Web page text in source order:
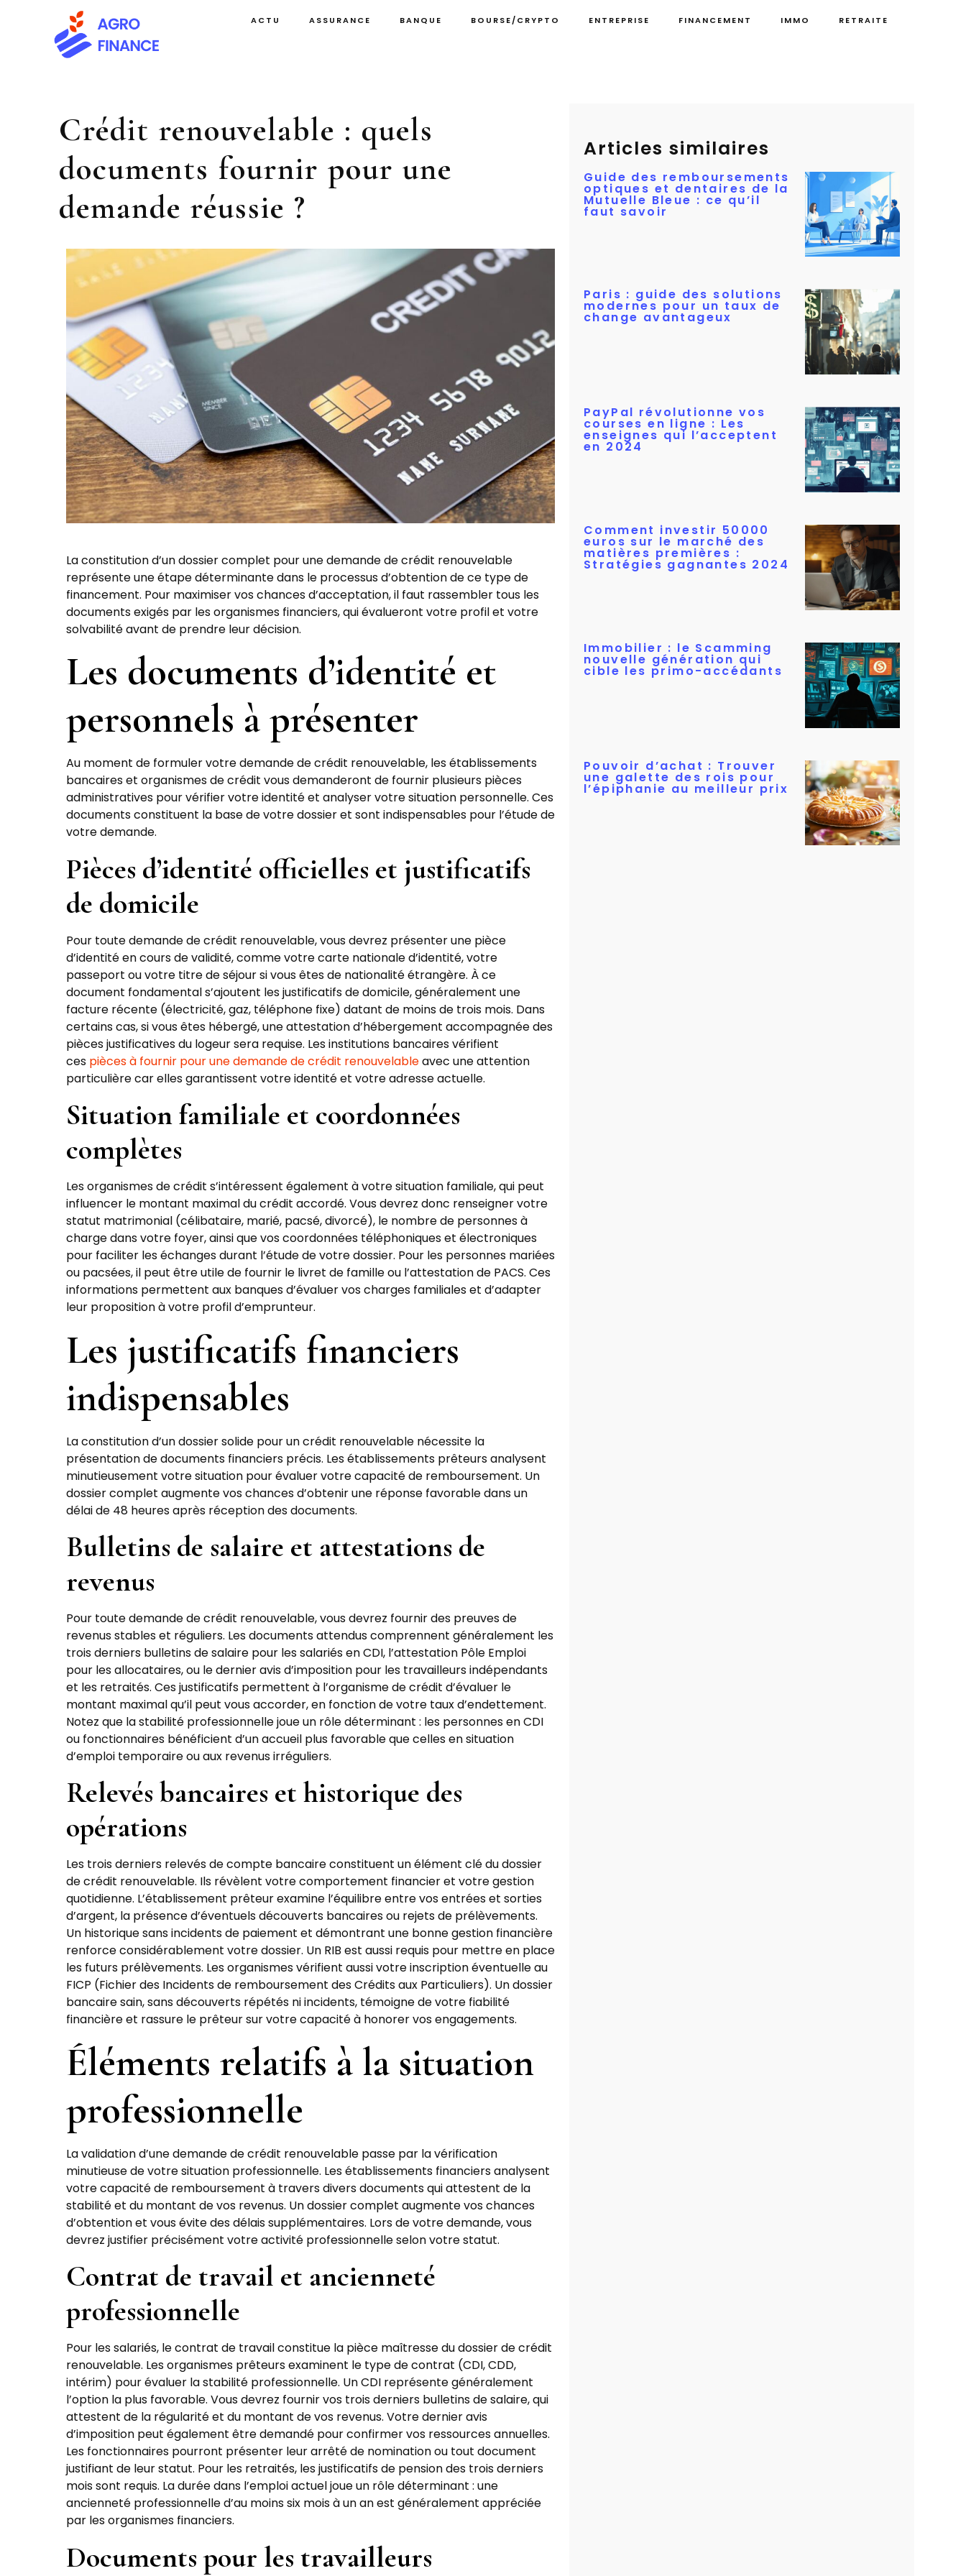
ACTU ASSURANCE BANQUE BOURSE/CRYPTO ENTREPRISE FINANCEMENT IMMO RETRAITE
Crédit renouvelable : quels
documents fournir pour une
demande réussie ?
La constitution d’un dossier complet pour une demande de crédit renouvelable
représente une étape déterminante dans le processus d’obtention de ce type de
financement. Pour maximiser vos chances d’acceptation, il faut rassembler tous les
documents exigés par les organismes financiers, qui évalueront votre profil et votre
solvabilité avant de prendre leur décision.
Les documents d’identité et
personnels à présenter
Au moment de formuler votre demande de crédit renouvelable, les établissements
bancaires et organismes de crédit vous demanderont de fournir plusieurs pièces
administratives pour vérifier votre identité et analyser votre situation personnelle. Ces
documents constituent la base de votre dossier et sont indispensables pour l’étude de
votre demande.
Pièces d’identité officielles et justificatifs
de domicile
Pour toute demande de crédit renouvelable, vous devrez présenter une pièce
d’identité en cours de validité, comme votre carte nationale d’identité, votre
passeport ou votre titre de séjour si vous êtes de nationalité étrangère. À ce
document fondamental s’ajoutent les justificatifs de domicile, généralement une
facture récente (électricité, gaz, téléphone fixe) datant de moins de trois mois. Dans
certains cas, si vous êtes hébergé, une attestation d’hébergement accompagnée des
pièces justificatives du logeur sera requise. Les institutions bancaires vérifient
ces pièces à fournir pour une demande de crédit renouvelableavec une attention
particulière car elles garantissent votre identité et votre adresse actuelle.
Situation familiale et coordonnées
complètes
Les organismes de crédit s’intéressent également à votre situation familiale, qui peut
influencer le montant maximal du crédit accordé. Vous devrez donc renseigner votre
statut matrimonial (célibataire, marié, pacsé, divorcé), le nombre de personnes à
charge dans votre foyer, ainsi que vos coordonnées téléphoniques et électroniques
pour faciliter les échanges durant l’étude de votre dossier. Pour les personnes mariées
ou pacsées, il peut être utile de fournir le livret de famille ou l’attestation de PACS. Ces
informations permettent aux banques d’évaluer vos charges familiales et d’adapter
leur proposition à votre profil d’emprunteur.
Les justificatifs financiers
indispensables
La constitution d’un dossier solide pour un crédit renouvelable nécessite la
présentation de documents financiers précis. Les établissements prêteurs analysent
minutieusement votre situation pour évaluer votre capacité de remboursement. Un
dossier complet augmente vos chances d’obtenir une réponse favorable dans un
délai de 48 heures après réception des documents.
Bulletins de salaire et attestations de
revenus
Pour toute demande de crédit renouvelable, vous devrez fournir des preuves de
revenus stables et réguliers. Les documents attendus comprennent généralement les
trois derniers bulletins de salaire pour les salariés en CDI, l’attestation Pôle Emploi
pour les allocataires, ou le dernier avis d’imposition pour les travailleurs indépendants
et les retraités. Ces justificatifs permettent à l’organisme de crédit d’évaluer le
montant maximal qu’il peut vous accorder, en fonction de votre taux d’endettement.
Notez que la stabilité professionnelle joue un rôle déterminant : les personnes en CDI
ou fonctionnaires bénéficient d’un accueil plus favorable que celles en situation
d’emploi temporaire ou aux revenus irréguliers.
Relevés bancaires et historique des
opérations
Les trois derniers relevés de compte bancaire constituent un élément clé du dossier
de crédit renouvelable. Ils révèlent votre comportement financier et votre gestion
quotidienne. L’établissement prêteur examine l’équilibre entre vos entrées et sorties
d’argent, la présence d’éventuels découverts bancaires ou rejets de prélèvements.
Un historique sans incidents de paiement et démontrant une bonne gestion financière
renforce considérablement votre dossier. Un RIB est aussi requis pour mettre en place
les futurs prélèvements. Les organismes vérifient aussi votre inscription éventuelle au
FICP (Fichier des Incidents de remboursement des Crédits aux Particuliers). Un dossier
bancaire sain, sans découverts répétés ni incidents, témoigne de votre fiabilité
financière et rassure le prêteur sur votre capacité à honorer vos engagements.
Éléments relatifs à la situation
professionnelle
La validation d’une demande de crédit renouvelable passe par la vérification
minutieuse de votre situation professionnelle. Les établissements financiers analysent
votre capacité de remboursement à travers divers documents qui attestent de la
stabilité et du montant de vos revenus. Un dossier complet augmente vos chances
d’obtention et vous évite des délais supplémentaires. Lors de votre demande, vous
devrez justifier précisément votre activité professionnelle selon votre statut.
Contrat de travail et ancienneté
professionnelle
Pour les salariés, le contrat de travail constitue la pièce maîtresse du dossier de crédit
renouvelable. Les organismes prêteurs examinent le type de contrat (CDI, CDD,
intérim) pour évaluer la stabilité professionnelle. Un CDI représente généralement
l’option la plus favorable. Vous devrez fournir vos trois derniers bulletins de salaire, qui
attestent de la régularité et du montant de vos revenus. Votre dernier avis
d’imposition peut également être demandé pour confirmer vos ressources annuelles.
Les fonctionnaires pourront présenter leur arrêté de nomination ou tout document
justifiant de leur statut. Pour les retraités, les justificatifs de pension des trois derniers
mois sont requis. La durée dans l’emploi actuel joue un rôle déterminant : une
ancienneté professionnelle d’au moins six mois à un an est généralement appréciée
par les organismes financiers.
Documents pour les travailleurs
Articles similaires
Guide des remboursements
optiques et dentaires de la
Mutuelle Bleue : ce qu’il
faut savoir
Paris : guide des solutions
modernes pour un taux de
change avantageux
PayPal révolutionne vos
courses en ligne : Les
enseignes qui l’acceptent
en 2024
Comment investir 50000
euros sur le marché des
matières premières :
Stratégies gagnantes 2024
Immobilier : le Scamming
nouvelle génération qui
cible les primo-accédants
Pouvoir d’achat : Trouver
une galette des rois pour
l’épiphanie au meilleur prix